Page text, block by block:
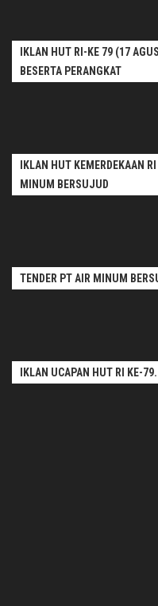
IKLAN HUT RI-KE 79 (17
BESERTA PERANGKAT
IKLAN HUT KEMERDEKAAN
MINUM BERSUJUD
TENDER PT AIR MINUM
IKLAN UCAPAN HUT RI KE-